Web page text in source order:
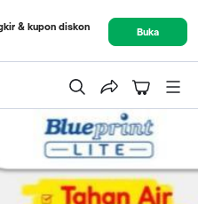
& kupon diskon
Buka